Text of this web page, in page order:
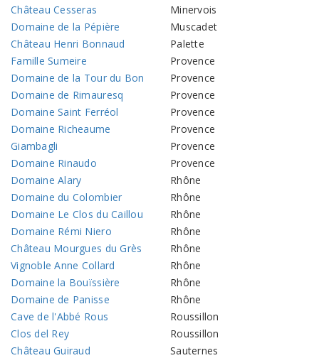
Château Cesseras
Minervois
Domaine de la Pépière
Muscadet
Château Henri Bonnaud
Palette
Famille Sumeire
Provence
Domaine de la Tour du Bon
Provence
Domaine de Rimauresq
Provence
Domaine Saint Ferréol
Provence
Domaine Richeaume
Provence
Giambagli
Provence
Domaine Rinaudo
Provence
Domaine Alary
Rhône
Domaine du Colombier
Rhône
Domaine Le Clos du Caillou
Rhône
Domaine Rémi Niero
Rhône
Château Mourgues du Grès
Rhône
Vignoble Anne Collard
Rhône
Domaine la Bouïssière
Rhône
Domaine de Panisse
Rhône
Cave de l'Abbé Rous
Roussillon
Clos del Rey
Roussillon
Château Guiraud
Sauternes